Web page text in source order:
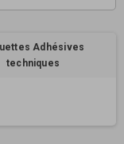
Adhésives
techniques